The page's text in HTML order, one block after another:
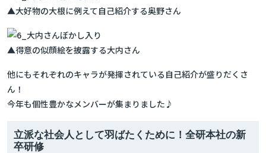
▲大好物の大根に例えて自己紹介する奥野さん
▲得意の似顔絵を披露する大内さん
他にもそれぞれのキャラが発揮されている自己紹介が盛りだくさ
ん！
今年も個性豊かなメンバーが集まりました♪
立派な社会人として羽ばたくために！全研本社の新
卒研修